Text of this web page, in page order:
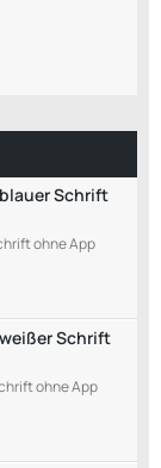
Schrift
ohne App
Schrift
ohne App